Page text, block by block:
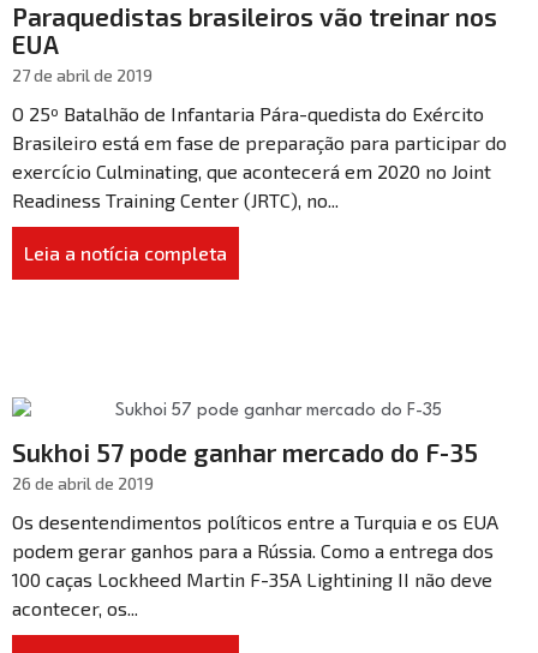
Paraquedistas brasileiros vão treinar nos
EUA
27 de abril de 2019
O 25º Batalhão de Infantaria Pára-quedista do Exército
Brasileiro está em fase de preparação para participar do
exercício Culminating, que acontecerá em 2020 no Joint
Readiness Training Center (JRTC), no...
Leia a notícia completa
Sukhoi 57 pode ganhar mercado do F-35
26 de abril de 2019
Os desentendimentos políticos entre a Turquia e os EUA
podem gerar ganhos para a Rússia. Como a entrega dos
100 caças Lockheed Martin F-35A Lightining II não deve
acontecer, os...